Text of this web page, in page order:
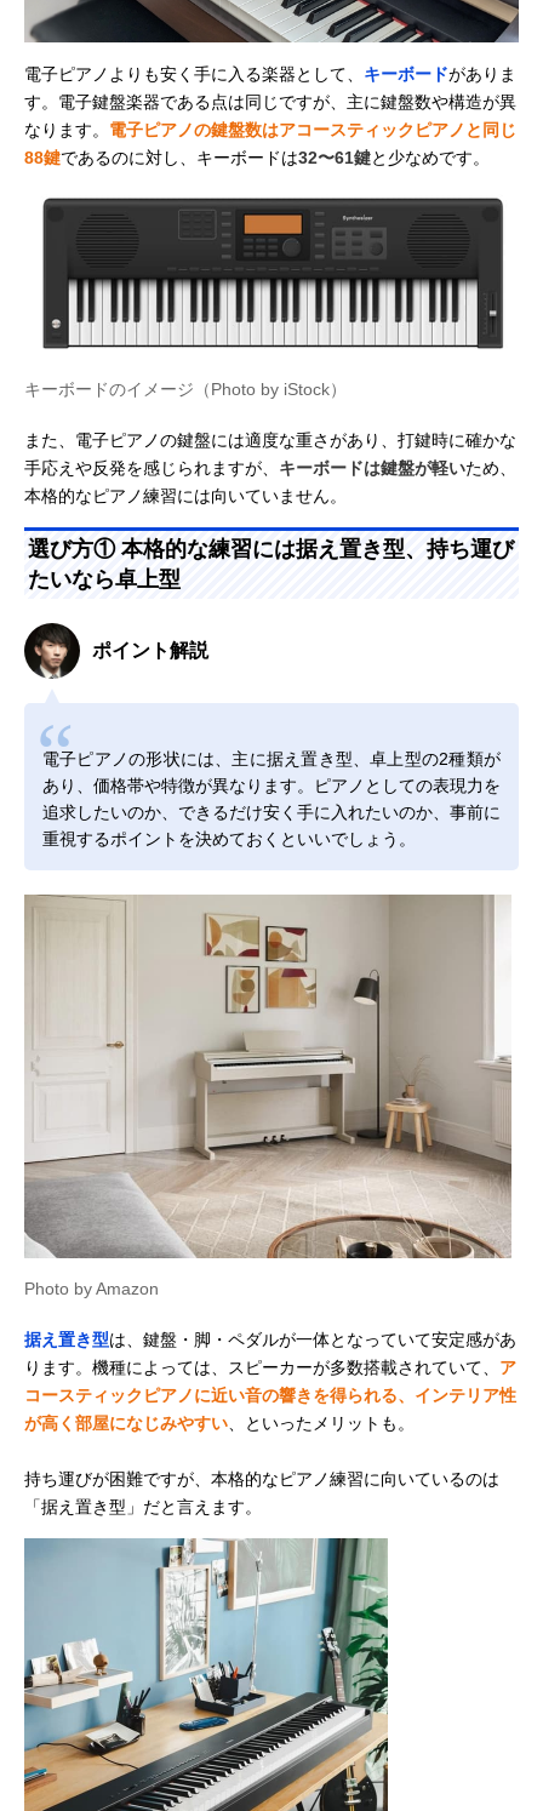
電子ピアノよりも安く手に入る楽器として、 キーボードがありま
す。電子鍵盤楽器である点は同じですが、主に鍵盤数や構造が異
なります。 電子ピアノの鍵盤数はアコースティックピアノと同じ
88鍵であるのに対し、キーボードは32〜61鍵と少なめです。
キーボードのイメージ（Photo by iStock）
また、電子ピアノの鍵盤には適度な重さがあり、打鍵時に確かな
手応えや反発を感じられますが、 キーボードは鍵盤が軽いため、
本格的なピアノ練習には向いていません。
選び方① 本格的な練習には据え置き型、持ち運び
たいなら卓上型
ポイント解説
電子ピアノの形状には、主に据え置き型、卓上型の2種類が
あり、価格帯や特徴が異なります。ピアノとしての表現力を
追求したいのか、できるだけ安く手に入れたいのか、事前に
重視するポイントを決めておくといいでしょう。
Photo by Amazon
据え置き型は、鍵盤・脚・ペダルが一体となっていて安定感があ
ります。機種によっては、スピーカーが多数搭載されていて、 ア
コースティックピアノに近い音の響きを得られる、インテリア性
が高く部屋になじみやすい 、といったメリットも。
持ち運びが困難ですが、本格的なピアノ練習に向いているのは
「据え置き型」だと言えます。